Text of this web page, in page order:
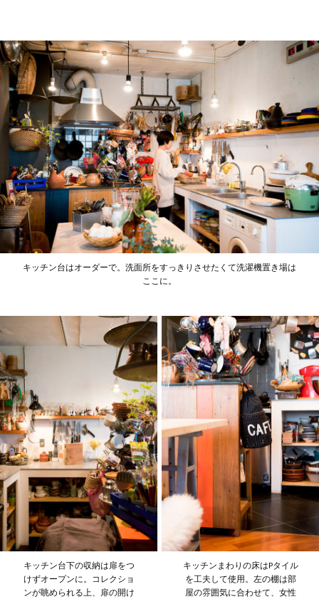
キッチン台はオーダーで。洗面所をすっきりさせたくて洗濯機置き場は
ここに。
キッチン台下の収納は扉をつ
けずオープンに。コレクショ
ンが眺められる上、扉の開け
キッチンまわりの床はPタイル
を工夫して使用。左の棚は部
屋の雰囲気に合わせて、女性